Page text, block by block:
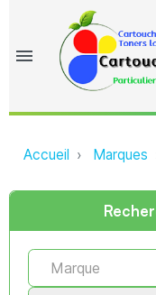
menu
Accueil Marques
Marque